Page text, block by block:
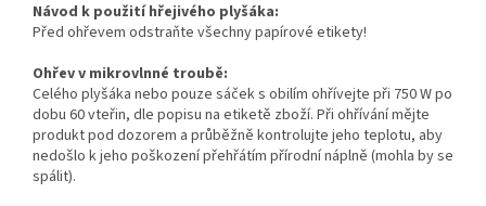
Návod k použití hřejivého plyšáka:
Před ohřevem odstraňte všechny papírové etikety!
Ohřev v mikrovlnné troubě:
Celého plyšáka nebo pouze sáček s obilím ohřívejte při 750 W po
dobu 60 vteřin, dle popisu na etiketě zboží. Při ohřívání mějte
produkt pod dozorem a průběžně kontrolujte jeho teplotu, aby
nedošlo k jeho poškození přehřátím přírodní náplně (mohla by se
spálit).